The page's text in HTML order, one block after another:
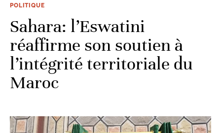
POLITIQUE
Sahara: l’Eswatini
réaffirme son soutien à
l’intégrité territoriale du
Maroc